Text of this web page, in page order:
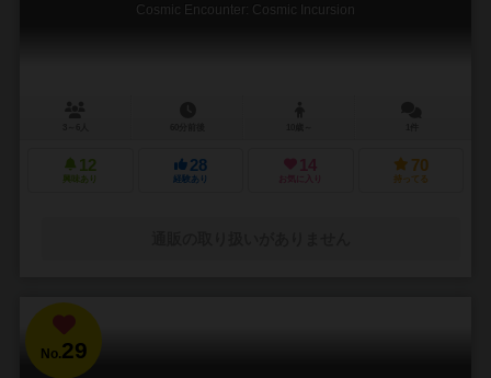
Cosmic Encounter: Cosmic Incursion
12
興味あり
28
経験あり
14
お気に入り
70
持ってる
No.29